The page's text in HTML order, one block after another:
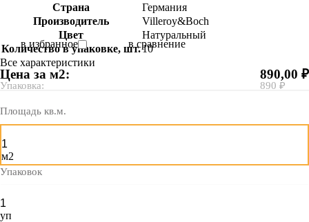
Страна
Германия
Производитель
Villeroy&Boch
Цвет
Натуральный
Количество в упаковке, шт.10
Все характеристики
в избранное в сравнение
Цена за м2:
Упаковка:
890,00 ₽
890 ₽
Площадь кв.м.
м2
Упаковок
уп